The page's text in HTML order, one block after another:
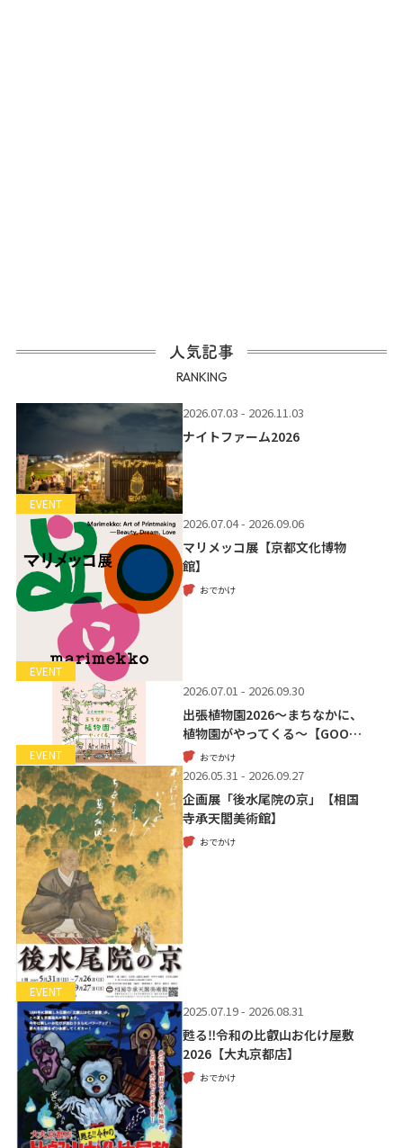
人気記事
RANKING
EVENT
2026.07.03 - 2026.11.03
ナイトファーム2026
EVENT
2026.07.04 - 2026.09.06
マリメッコ展【京都文化博物
館】
おでかけ
EVENT
2026.07.01 - 2026.09.30
出張植物園2026～まちなかに、
植物園がやってくる～【GOO…
おでかけ
EVENT
2026.05.31 - 2026.09.27
企画展「後水尾院の京」【相国
寺承天閣美術館】
おでかけ
2025.07.19 - 2026.08.31
甦る‼令和の比叡山お化け屋敷
2026【大丸京都店】
おでかけ